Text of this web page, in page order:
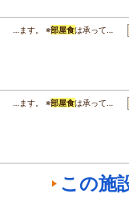
…ます。 ※部屋食は承って…
…ます。 ※部屋食は承って…
この施